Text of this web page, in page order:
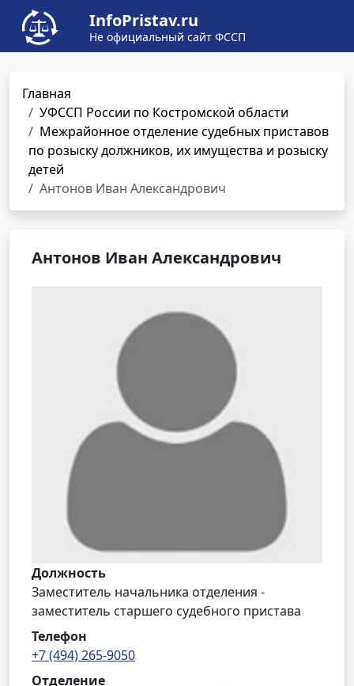
InfoPristav.ru
Не официальный сайт ФССП
Главная
УФССП России по Костромской области
Межрайонное отделение судебных приставов
по розыску должников, их имущества и розыску
детей
Антонов Иван Александрович
Антонов Иван Александрович
Должность
Заместитель начальника отделения -
заместитель старшего судебного пристава
Телефон
+7 (494) 265-9050
Отделение